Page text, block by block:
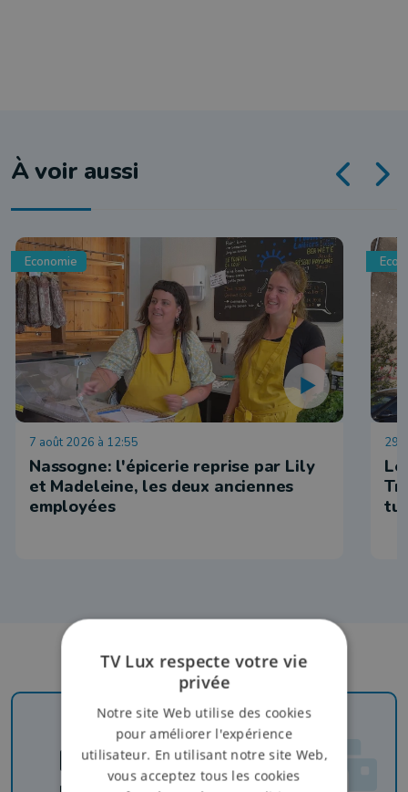
À voir aussi
Economie
7 août 2026 à 12:55
Nassogne: l'épicerie reprise par Lily
et Madeleine, les deux anciennes
employées
29
Newsletter
TV Lux respecte votre vie
privée
Notre site Web utilise des cookies
pour améliorer l'expérience
utilisateur. En utilisant notre site Web,
vous acceptez tous les cookies